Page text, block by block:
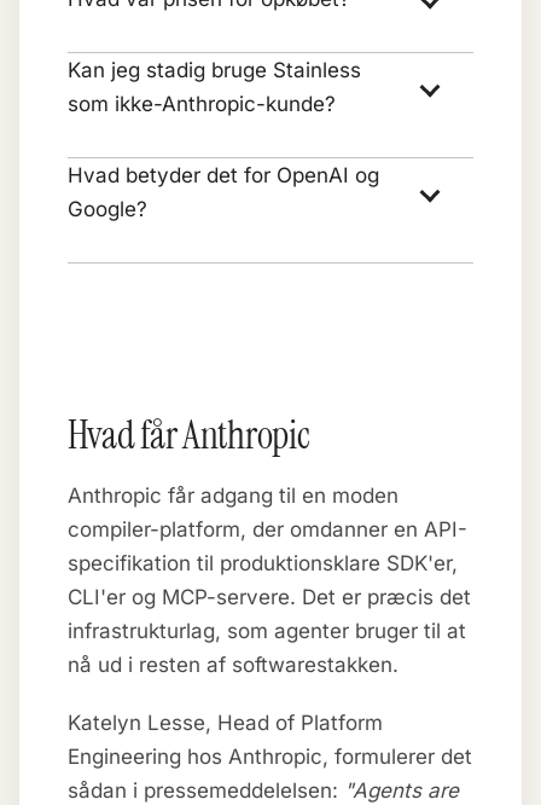
Kan jeg stadig bruge Stainless
som ikke-Anthropic-kunde?
Hvad betyder det for OpenAI og
Google?
Hvad får Anthropic
Anthropic får adgang til en moden
compiler-platform, der omdanner en API-
specifikation til produktionsklare SDK'er,
CLI'er og MCP-servere. Det er præcis det
infrastrukturlag, som agenter bruger til at
nå ud i resten af softwarestakken.
Katelyn Lesse, Head of Platform
Engineering hos Anthropic, formulerer det
sådan i pressemeddelelsen: "Agents are